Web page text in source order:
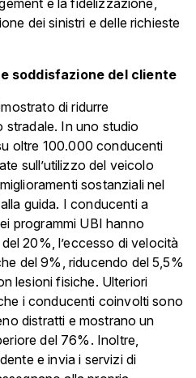
e la fidelizzazione,
dei sinistri e delle richieste
soddisfazione del cliente
di ridurre
stradale. In uno studio
oltre 100.000 conducenti
sull’utilizzo del veicolo
sostanziali nel
guida. I conducenti a
programmi UBI hanno
20%, l’eccesso di velocità
del 9%, riducendo del 5,5%
lesioni fisiche. Ulteriori
i conducenti coinvolti sono
distratti e mostrano un
del 76%. Inoltre,
e invia i servizi di